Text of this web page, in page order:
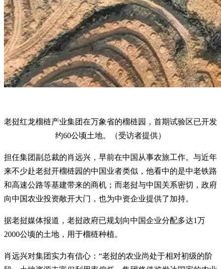
老挝红龙榴梿产业集团在万象省的榴梿园，首期试验区已开发
约60公顷土地。（受访者提供）
担任集团副总裁的肖远兴，早前在中国从事农旅工作。与近年
来不少赴老挝开榴梿园的中国业者类似，他看中的是中老铁路
和高速公路等基建带来的商机；而老挝与中国关系密切，政府
向中国农业投资敞开大门，也为中资企业提供了加持。
据老挝媒体报道，老挝政府已规划向中国企业分配多达1万
2000公顷的土地，用于榴梿种植。
肖远兴对集团实力有信心：“老挝的农业尚处于相对初级的阶